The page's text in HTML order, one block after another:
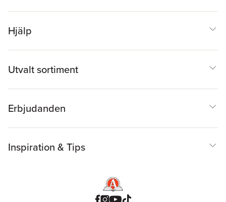
Hjälp
Utvalt sortiment
Erbjudanden
Inspiration & Tips